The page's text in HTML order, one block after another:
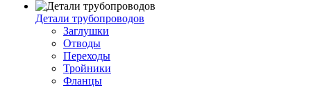
Детали трубопроводов
Заглушки
Отводы
Переходы
Тройники
Фланцы